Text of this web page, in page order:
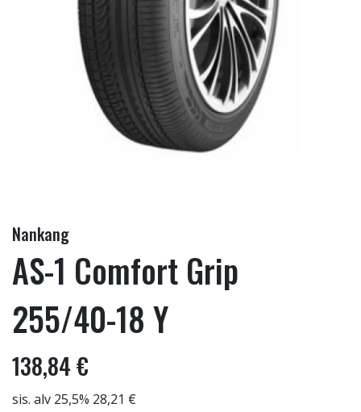
Nankang
AS-1 Comfort Grip
255/40-18 Y
138,84 €
sis. alv 25,5% 28,21 €